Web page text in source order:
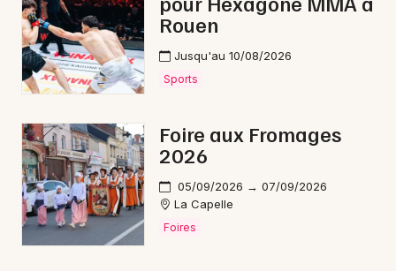
Sports
Soirées
Sorties famille
Expos
Sorties & loisirs
Reggae dans l' Aisne
Paris
Strasbourg
Toulouse
Rouen
Jusqu'au 10/08/2026
Sports
Foire aux Fromages
2026
05/09/2026 → 07/09/2026
La Capelle
Foires